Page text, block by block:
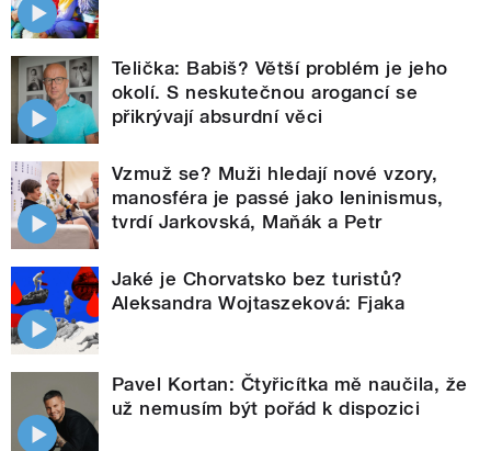
Telička: Babiš? Větší problém je jeho
okolí. S neskutečnou arogancí se
přikrývají absurdní věci
Vzmuž se? Muži hledají nové vzory,
manosféra je passé jako leninismus,
tvrdí Jarkovská, Maňák a Petr
Jaké je Chorvatsko bez turistů?
Aleksandra Wojtaszeková: Fjaka
Pavel Kortan: Čtyřicítka mě naučila, že
už nemusím být pořád k dispozici